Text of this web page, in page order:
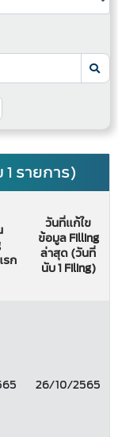
รายการ)
รก
วันที่แก้ไข
ข้อมูล Filling
ล่าสุด (วันที่
นับ 1 Filing)
26/10/2565